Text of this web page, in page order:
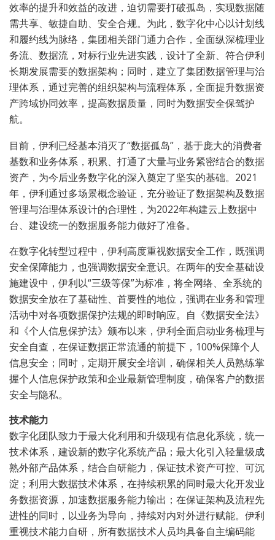
效率的提升和效益的改进，迫切需要打破孤岛，实现数据随
需共享、敏捷自助、安全合规。为此，数字化中心以计划线
和履约线为脉络，集团相关部门通力合作，全面纵深梳理业
务流、数据流，对标行业先进实践，设计了全新、符合伊利
长期发展需要的数据架构；同时，建立了集团数据管理与治
理体系，通过完善的组织架构与流程体系，全面提升数据资
产跨域协同效率，提高数据质量，同时为数据安全保驾护
航。
目前，伊利已经基本消灭了“数据孤岛”，基于庞大的消费者
基数和业务体系，积累、打通了大量与业务紧密结合的数据
资产，为今后业务数字化的深入奠定了坚实的基础。2021
年，伊利通过多场景概念验证，充分验证了数据架构及数据
管理与治理体系设计的合理性，为2022年构建云上数据中
台、建设统一的数据服务能力做好了准备。
在数字化转型过程中，伊利高度重视数据安全工作，既强调
安全保障能力，也强调数据安全意识。在两年的安全基础设
施建设中，伊利以“三级等保”为标准，将全网络、全系统的
数据安全放在了基础性、首要性的地位，强调在业务和管理
活动中对各项数据保护法规的即时响应。自《数据安全法》
和《个人信息保护法》颁布以来，伊利全面启动业务梳理与
安全自查，在保证数据正常流通的前提下，100%保障个人
信息安全；同时，定期开展安全培训，确保相关人员熟练掌
握个人信息保护政策和企业最新管理制度，确保客户的数据
安全与隐私。
技术能力
数字化团队致力于最大化利用和升级现有信息化系统，统一
技术体系，建设新的数字化系统产品；最大化引入轻量级成
熟外部产品体系，结合自研能力，保证技术资产可控、可沉
淀；利用大数据技术体系，在持续积累的同时最大化开发业
务数据资源，加速数据服务能力输出；在保证架构及流程先
进性的同时，以业务为导向，持续对内对外进行赋能。伊利
重视技术能力自研，所有数据技术人员均具备自主编码能